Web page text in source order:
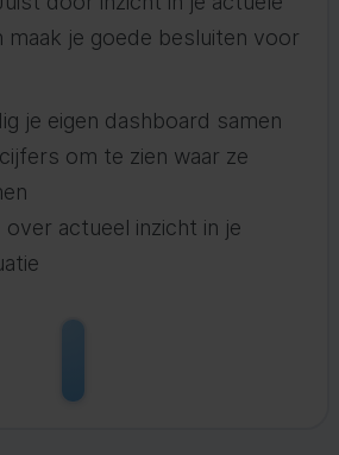
je goede besluiten voor
je eigen dashboard samen
om te zien waar ze
over actueel inzicht in je